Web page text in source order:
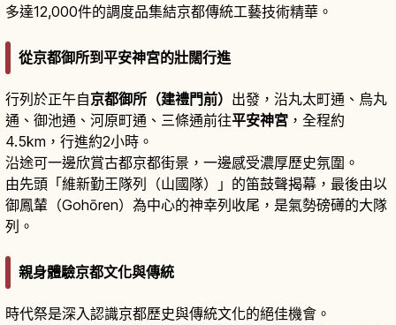
多達12,000件的調度品集結京都傳統工藝技術精華。
從京都御所到平安神宮的壯闊行進
行列於正午自京都御所（建禮門前） 出發，沿丸太町通、烏丸
通、御池通、河原町通、三條通前往平安神宮 ，全程約
4.5km，行進約2小時。
沿途可一邊欣賞古都京都街景，一邊感受濃厚歷史氛圍。
由先頭「維新勤王隊列（山國隊）」的笛鼓聲揭幕，最後由以
御鳳輦（Gohōren）為中心的神幸列收尾，是氣勢磅礡的大隊
列。
親身體驗京都文化與傳統
時代祭是深入認識京都歷史與傳統文化的絕佳機會。